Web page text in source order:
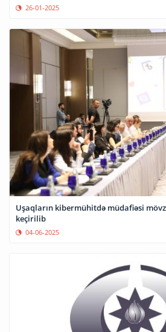
26-01-2025
Uşaqların kibermühitdə müdafiəsi
keçirilib
04-06-2025